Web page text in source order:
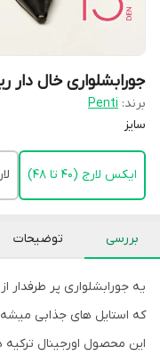
جورابشلواری خال دار
برند: Penti
سایز
ایکس لارج (۴۰ تا ۴۸)
بررسی توضیحات
یه جورابشلواری پر طرفدار
که استایل های جذابی
این محصول اورجینال